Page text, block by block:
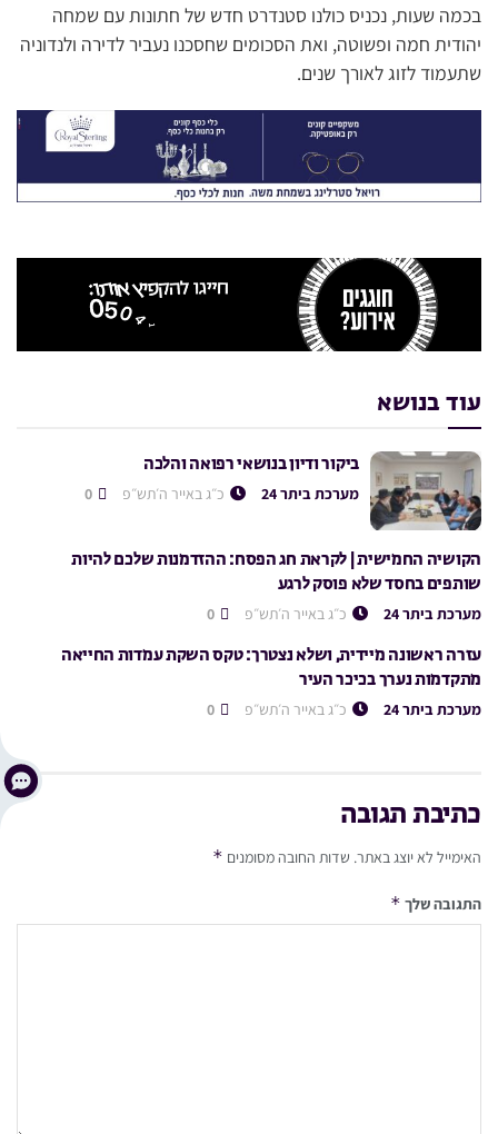
בכמה שעות, נכניס כולנו סטנדרט חדש של חתונות עם שמחה
יהודית חמה ופשוטה, ואת הסכומים שחסכנו נעביר לדירה ולנדוניה
שתעמוד לזוג לאורך שנים.
עוד בנושא
ביקור ודיון בנושאי רפואה והלכה
מערכת ביתר 24 כ״ג באייר ה׳תש״פ
הקושיה החמישית | לקראת חג הפסח: ההזדמנות שלכם להיות
שותפים בחסד שלא פוסק לרגע
מערכת ביתר 24 כ״ג באייר ה׳תש״פ
עזרה ראשונה מיידית, ושלא נצטרך: טקס השקת עמדות החייאה
מתקדמות נערך בכיכר העיר
מערכת ביתר 24 כ״ג באייר ה׳תש״פ
כתיבת תגובה
האימייל לא יוצג באתר. שדות החובה מסומנים *
התגובה שלך *